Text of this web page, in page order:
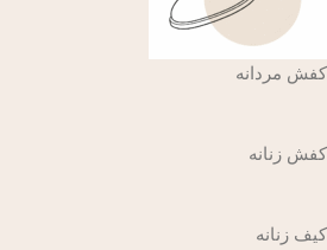
کفش مردانه
کفش زنانه
کیف زنانه